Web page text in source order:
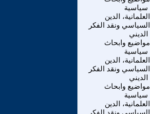
سياسية
العلمانية، الدين
السياسي ونقد الفكر
الديني
مواضيع وابحاث
سياسية
العلمانية، الدين
السياسي ونقد الفكر
الديني
مواضيع وابحاث
سياسية
العلمانية، الدين
السياسي ونقد الفكر